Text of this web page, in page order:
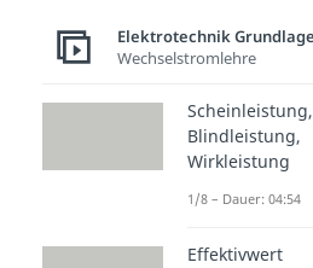
einen
zu Kollektor
).
Elektrotechnik
Wechselstromlehre
Scheinleistung,
Blindleistung,
Wirkleistung
1/8 – Dauer: 04:54
Effektivwert